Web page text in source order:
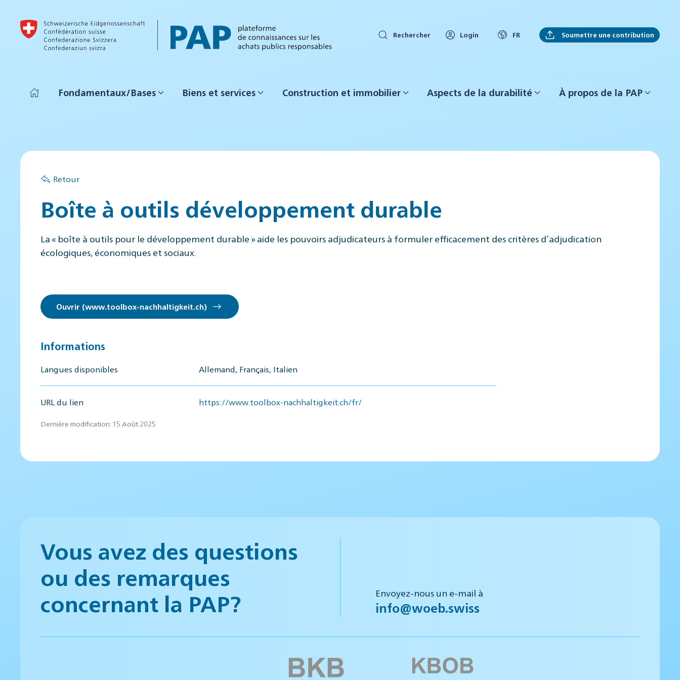
Accéder au contenu principal
Rechercher Login FR Soumettre une contribution
Fondamentaux/Bases Biens et services Construction et immobilier Aspects de la durabilité À propos de la PAP
Retour
Boîte à outils développement durable
La « boîte à outils pour le développement durable » aide les pouvoirs adjudicateurs à formuler efficacement des critères d’adjudication
écologiques, économiques et sociaux.
Ouvrir (www.toolbox-nachhaltigkeit.ch)
Informations
Langues disponibles Allemand, Français, Italien
URL du lien https://www.toolbox-nachhaltigkeit.ch/fr/
Dernière modification: 15 Août 2025
Vous avez des questions
ou des remarques
concernant la PAP?
Envoyez-nous un e-mail à
info@woeb.swiss